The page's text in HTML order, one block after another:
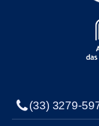
(33) 3279-